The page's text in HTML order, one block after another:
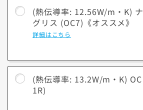
月額会員ならPC＋主要パーツ
購入時のPC下取り 3,000円値
Steamにチャージ可能
ゲームや動画編集などのクリエイティブを快
伝導率が高いグリスへの変更をオススメします
※弊社工場での組立時に該当のグリスを塗布す
(熱伝導率: 12.56W/m・K)
グリス (OC7)《オススメ》
詳細はこちら
(熱伝導率: 13.2W/m・K)
1R)
す。
データ復旧サービスに加
閉じる